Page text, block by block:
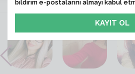
VİTRİN
bildirim e-postalarını almayı kabul